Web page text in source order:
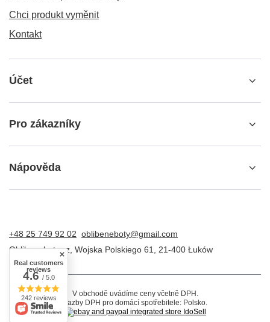
Chci produkt vyměnit
Kontakt
Účet
Pro zákazníky
Nápověda
+48 25 749 92 02 oblibeneboty@gmail.com
Oblibeneboty.cz, Wojska Polskiego 61, 21-400 Łuków
V obchodě uvádíme ceny včetně DPH.
Sazby DPH pro domácí spotřebitele: Polsko.
Real customers
reviews
4.6/ 5.0
242 reviews